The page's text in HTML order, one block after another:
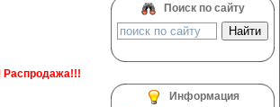
Распродажа!!!
Поиск по сайту
Информация